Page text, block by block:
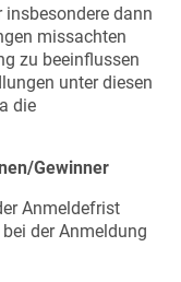
dann
missachten
zu beeinflussen
unter diesen
die
Gewinner
Anmeldefrist
der Anmeldung